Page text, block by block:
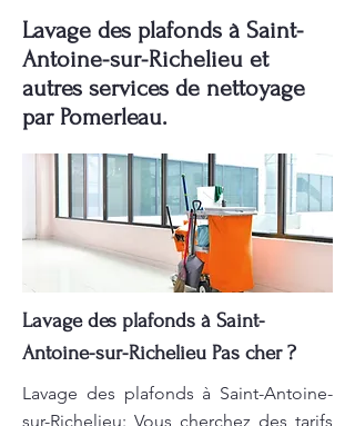
Lavage des plafonds à Saint-
Antoine-sur-Richelieu et
autres services de nettoyage
par Pomerleau.
Lavage des plafonds à Saint-
Antoine-sur-Richelieu Pas cher ?
Lavage des plafonds à Saint-Antoine-
sur-Richelieu: Vous cherchez des tarifs